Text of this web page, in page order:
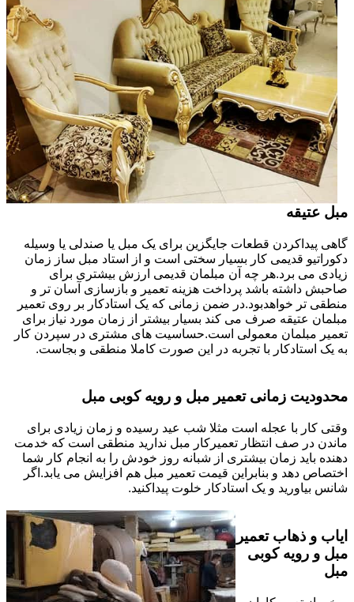
مبل عتیقه
گاهی پیداکردن قطعات جایگزین برای یک مبل یا صندلی یا وسیله
دکوراتیو قدیمی کار بسیار سختی است و از استاد مبل ساز زمان
زیادی می برد.هر چه آن مبلمان قدیمی ارزش بیشتری برای
صاحبش داشته باشد پرداخت هزینه تعمیر و بازسازی آسان تر و
منطقی تر خواهدبود.در ضمن زمانی که یک استادکار بر روی تعمیر
مبلمان عتیقه صرف می کند بسیار بیشتر از زمان مورد نیاز برای
تعمیر مبلمان معمولی است.حساسیت های مشتری در سپردن کار
به یک استادکار با تجربه در این صورت کاملا منطقی و بجاست.
محدودیت زمانی تعمیر مبل و رویه کوبی مبل
وقتی کار با عجله است مثلا شب عید رسیده و زمان زیادی برای
ماندن در صف انتظار تعمیرکار مبل ندارید منطقی است که خدمت
دهنده باید زمان بیشتری از شبانه روز خودش را به انجام کار شما
اختصاص دهد و بنابراین قیمت تعمیر مبل هم افزایش می یابد.اگر
شانس بیاورید و یک استادکار خلوت پیداکنید.
ایاب و ذهاب تعمیر
مبل و رویه کوبی
مبل